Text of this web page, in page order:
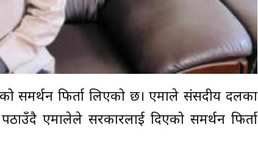
समर्थन फिर्ता लिएको छ। एमाले संसदीय दलका
एमालेले सरकारलाई दिएको समर्थन फिर्ता